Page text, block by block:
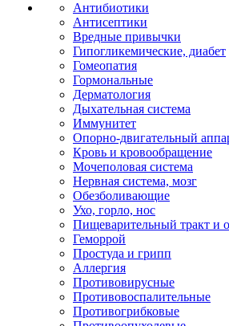
Антибиотики
Антисептики
Вредные привычки
Гипогликемические, диабет
Гомеопатия
Гормональные
Дерматология
Дыхательная система
Иммунитет
Опорно-двигательный
Кровь и кровообращение
Мочеполовая система
Нервная система, мозг
Обезболивающие
Ухо, горло, нос
Пищеварительный тракт и
Геморрой
Простуда и грипп
Аллергия
Противовирусные
Противовоспалительные
Противогрибковые